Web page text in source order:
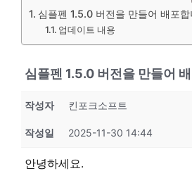
심플펜 1.5.0 버전을 만들어 배포합
업데이트 내용
심플펜 1.5.0 버전을 만들어
작성자 킨포크소프트
작성일 2025-11-30 14:44
안녕하세요.